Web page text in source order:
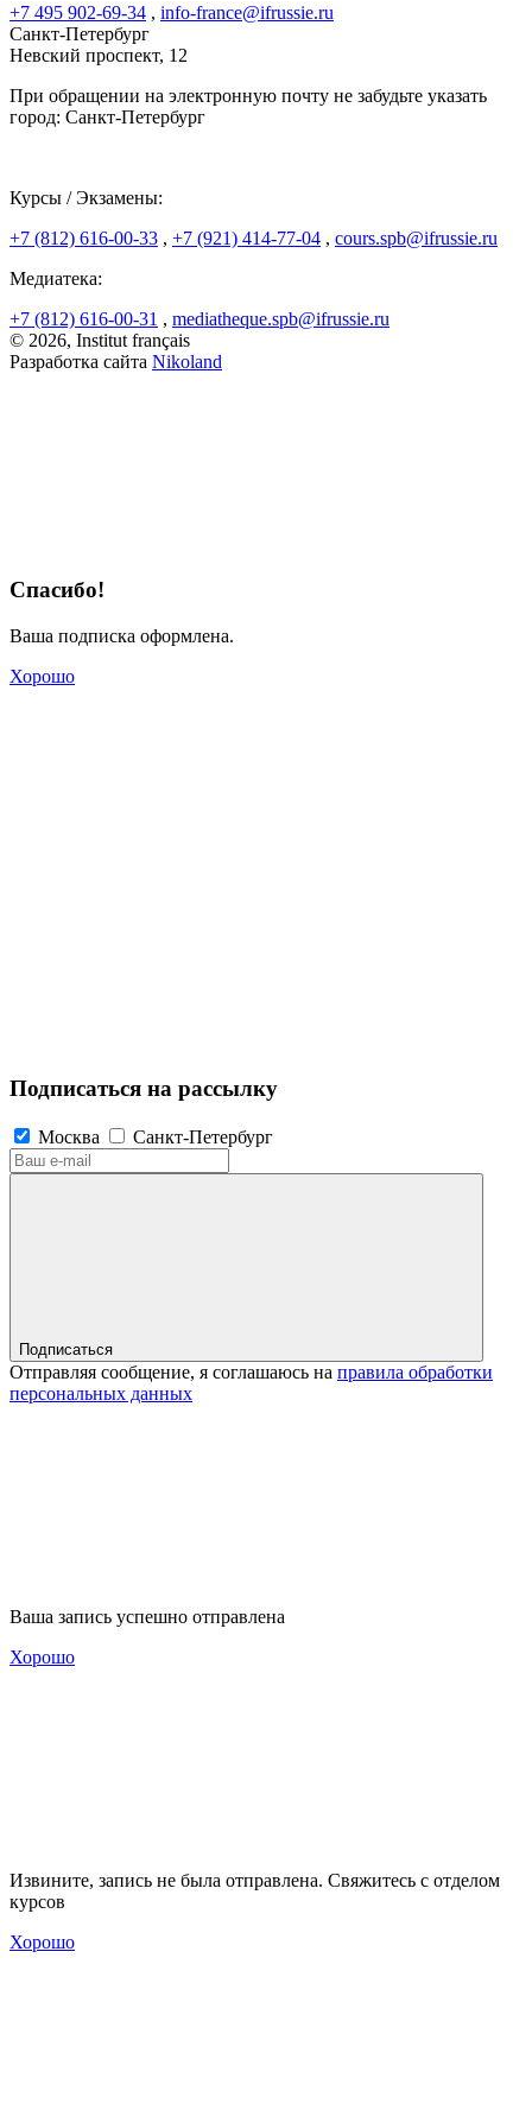
+7 495 902-69-34 , info-france@ifrussie.ru
Санкт-Петербург
Невский проспект, 12
При обращении на электронную почту не забудьте указать
город: Санкт-Петербург
Курсы / Экзамены:
+7 (812) 616-00-33 , +7 (921) 414-77-04 , cours.spb@ifrussie.ru
Медиатека:
+7 (812) 616-00-31 , mediatheque.spb@ifrussie.ru
© 2026, Institut français
Разработка сайта Nikoland
Спасибо!
Ваша подписка оформлена.
Хорошо
Подписаться на рассылку
Москва Санкт-Петербург
Подписаться
Отправляя сообщение, я соглашаюсь на правила обработки
персональных данных
Ваша запись успешно отправлена
Хорошо
Извините, запись не была отправлена. Свяжитесь с отделом
курсов
Хорошо